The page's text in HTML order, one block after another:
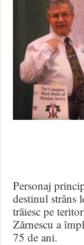
Personaj
destinul strâns
trăiesc pe
Zărnescu a
75 de ani.